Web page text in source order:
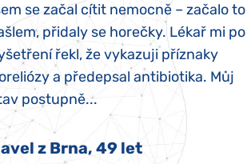
se začal cítit nemocně – začalo to
přidaly se horečky. Lékař mi po
řekl, že vykazuji příznaky
a předepsal antibiotika. Můj
postupně...
z Brna, 49 let